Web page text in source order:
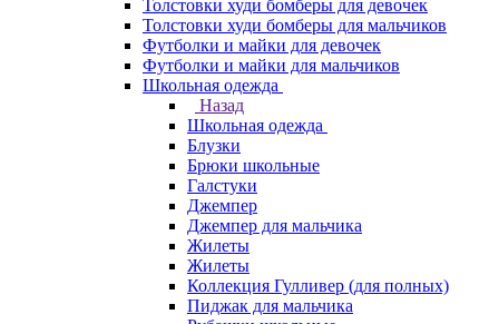
Толстовки худи бомберы для девочек
Толстовки худи бомберы для мальчиков
Футболки и майки для девочек
Футболки и майки для мальчиков
Школьная одежда
Назад
Школьная одежда
Блузки
Брюки школьные
Галстуки
Джемпер
Джемпер для мальчика
Жилеты
Жилеты
Коллекция Гулливер (для полных)
Пиджак для мальчика